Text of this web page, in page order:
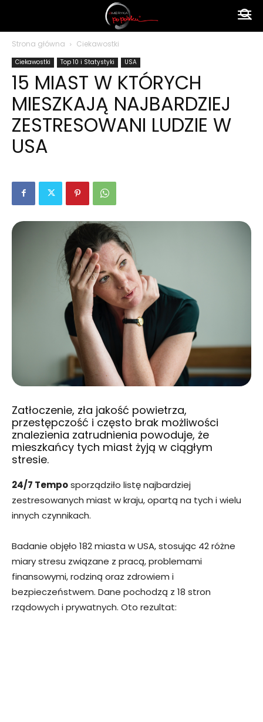
polsku
Strona główna Ciekawostki
Ciekawostki Top 10 i Statystyki USA
15 MIAST W KTÓRYCH
MIESZKAJĄ NAJBARDZIEJ
ZESTRESOWANI LUDZIE W
USA
Zatłoczenie, zła jakość powietrza,
przestępczość i często brak możliwości
znalezienia zatrudnienia powoduje, że
mieszkańcy tych miast żyją w ciągłym
stresie.
24/7 Temposporządziło listę najbardziej
zestresowanych miast w kraju, opartą na tych i wielu
innych czynnikach.
Badanie objęło 182 miasta w USA, stosując 42 różne
miary stresu związane z pracą, problemami
finansowymi, rodziną oraz zdrowiem i
bezpieczeństwem. Dane pochodzą z 18 stron
rządowych i prywatnych. Oto rezultat: